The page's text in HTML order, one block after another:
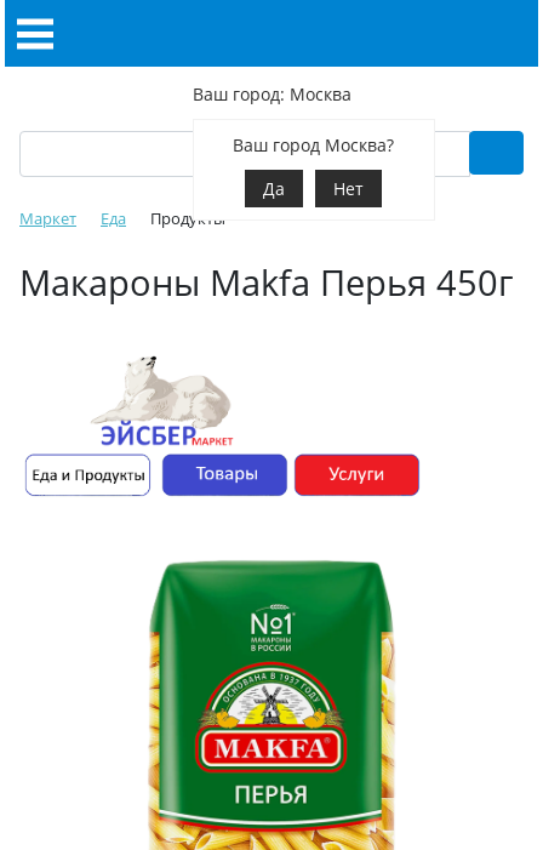
Ваш город: Москва
Ваш город Москва?
Да
Нет
Маркет Еда Продукты
Макароны Makfa Перья 450г